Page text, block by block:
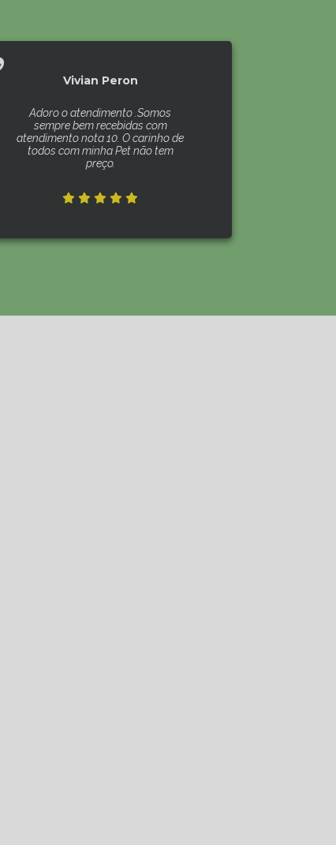
Vivian Peron
Adoro o atendimento .Somos
sempre bem recebidas com
atendimento nota 10. O carinho de
todos com minha Pet não tem
preço.